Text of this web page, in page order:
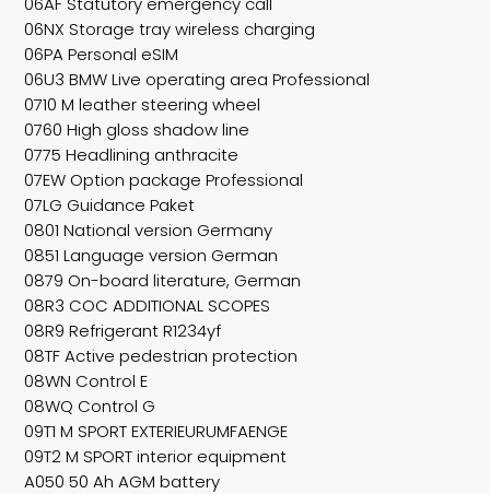
06NX Storage tray wireless charging
06PA Personal eSIM
06U3 BMW Live operating area Professional
0710 M leather steering wheel
0760 High gloss shadow line
0775 Headlining anthracite
07EW Option package Professional
07LG Guidance Paket
0801 National version Germany
0851 Language version German
0879 On-board literature, German
08R3 COC ADDITIONAL SCOPES
08R9 Refrigerant R1234yf
08TF Active pedestrian protection
08WN Control E
08WQ Control G
09T1 M SPORT EXTERIEURUMFAENGE
09T2 M SPORT interior equipment
A050 50 Ah AGM battery